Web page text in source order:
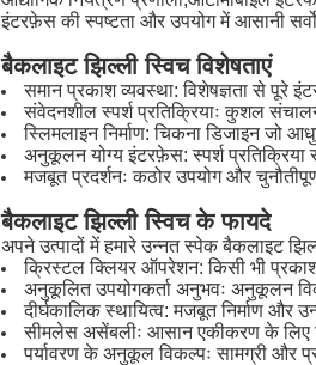
इंटरफ़ेस की स्पष्टता और उपयोग में आसानी
बैकलाइट झिल्ली स्विच विशेषताएं
समान प्रकाश व्यवस्था: विशेषज्ञता से पूरे
संवेदनशील स्पर्श प्रतिक्रियाः कुशल
स्लिमलाइन निर्माण: चिकना डिजाइन जो
अनुकूलन योग्य इंटरफ़ेस: स्पर्श
मजबूत प्रदर्शनः कठोर उपयोग और
बैकलाइट झिल्ली स्विच के फायदे
अपने उत्पादों में हमारे उन्नत स्पेक बैकलाइट
क्रिस्टल क्लियर ऑपरेशन: किसी भी
अनुकूलित उपयोगकर्ता अनुभवः अनुकूलन
दीर्घकालिक स्थायित्व: मजबूत निर्माण और
सीमलेस असेंबलीः आसान एकीकरण के लिए
पर्यावरण के अनुकूल विकल्पः सामग्री और